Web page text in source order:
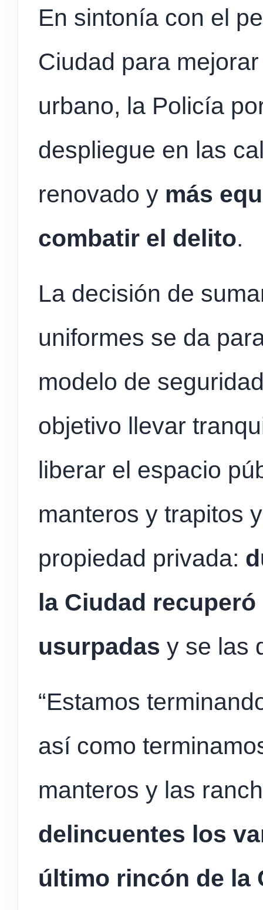
En sintonía con el
Ciudad para
urbano, la Policía
despliegue en las
renovado y más
combatir el delito.
La decisión de
uniformes se da
modelo de
objetivo llevar
liberar el espacio
manteros y trapitos
propiedad privada:
la Ciudad
usurpadas y se las
“Estamos
así como
manteros y las
delincuentes los
último rincón de la